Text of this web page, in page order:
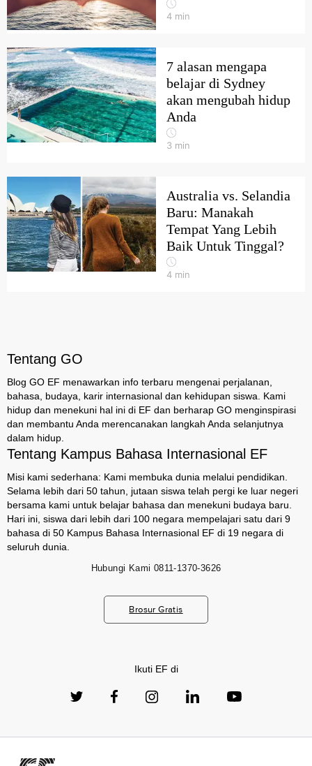
4 min
7 alasan mengapa
belajar di Sydney
akan mengubah hidup
Anda
3 min
Australia vs. Selandia
Baru: Manakah
Tempat Yang Lebih
Baik Untuk Tinggal?
4 min
Tentang GO
Blog GO EF menawarkan info terbaru mengenai perjalanan,
bahasa, budaya, karir internasional dan kehidupan siswa. Kami
hidup dan menekuni hal ini di EF dan berharap GO menginspirasi
dan membantu Anda merencanakan langkah Anda selanjutnya
dalam hidup.
Tentang Kampus Bahasa Internasional EF
Misi kami sederhana: Kami membuka dunia melalui pendidikan.
Selama lebih dari 50 tahun, jutaan siswa telah pergi ke luar negeri
bersama kami untuk belajar bahasa dan menekuni budaya baru.
Hari ini, siswa dari lebih dari 100 negara mempelajari satu dari 9
bahasa di 50 Kampus Bahasa Internasional EF di 19 negara di
seluruh dunia.
Hubungi Kami 0811-1370-3626
Brosur Gratis
Ikuti EF di